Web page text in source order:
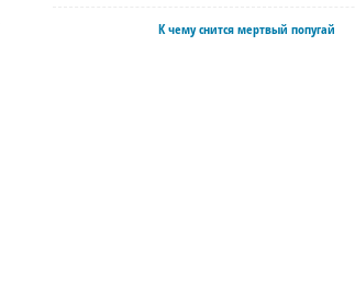
К чему снится мертвый попугай